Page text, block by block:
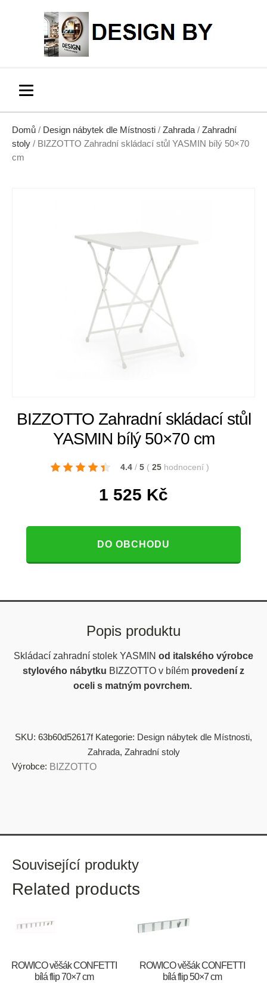
Domů / Design nábytek dle Místnosti / Zahrada / Zahradní
stoly / BIZZOTTO Zahradní skládací stůl YASMIN bílý 50×70
cm
BIZZOTTO Zahradní skládací stůl
YASMIN bílý 50×70 cm
4.4 / 5 ( 25 hodnocení )
1 525 Kč
DO OBCHODU
Popis produktu
Skládací zahradní stolek YASMIN od italského výrobce
stylového nábytku BIZZOTTO v bílém provedení z
oceli s matným povrchem.
SKU: 63b60d52617f Kategorie: Design nábytek dle Místnosti,
Zahrada, Zahradní stoly
Výrobce: BIZZOTTO
Související produkty
Related products
ROWICO věšák CONFETTI
bílá flip 70×7 cm
ROWICO věšák CONFETTI
bílá flip 50×7 cm